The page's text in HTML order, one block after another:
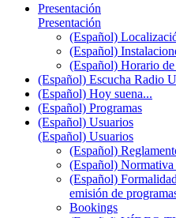
Presentación
Presentación
(Español)
(Español)
(Español) Horario de
(Español) Escucha Radio
(Español) Hoy suena...
(Español) Programas
(Español) Usuarios
(Español) Usuarios
(Español)
(Español)
(Español)
emisión de
Bookings